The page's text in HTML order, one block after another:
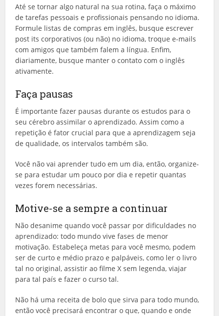
Até se tornar algo natural na sua rotina, faça o máximo
de tarefas pessoais e profissionais pensando no idioma.
Formule listas de compras em inglês, busque escrever
post its corporativos (ou não) no idioma, troque e-mails
com amigos que também falem a língua. Enfim,
diariamente, busque manter o contato com o inglês
ativamente.
Faça pausas
É importante fazer pausas durante os estudos para o
seu cérebro assimilar o aprendizado. Assim como a
repetição é fator crucial para que a aprendizagem seja
de qualidade, os intervalos também são.
Você não vai aprender tudo em um dia, então, organize-
se para estudar um pouco por dia e repetir quantas
vezes forem necessárias.
Motive-se a sempre a continuar
Não desanime quando você passar por dificuldades no
aprendizado: todo mundo vive fases de menor
motivação. Estabeleça metas para você mesmo, podem
ser de curto e médio prazo e palpáveis, como ler o livro
tal no original, assistir ao filme X sem legenda, viajar
para tal país e fazer o curso tal.
Não há uma receita de bolo que sirva para todo mundo,
então você precisará encontrar o que, quando e onde